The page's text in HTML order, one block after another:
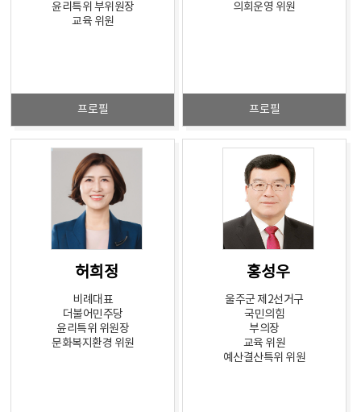
윤리특위 부위원장
교육 위원
프로필
의회운영 위원
프로필
허희정
비례대표
더불어민주당
윤리특위 위원장
문화복지환경 위원
홍성우
울주군 제2선거구
국민의힘
부의장
교육 위원
예산결산특위 위원